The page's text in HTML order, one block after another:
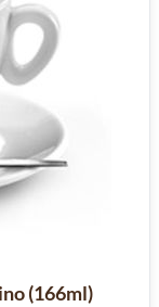
(166ml)